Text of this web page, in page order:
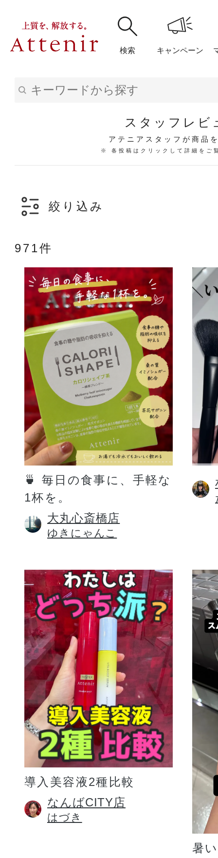
検索 キャンペーン
アテニア
アテニアの「
お友達紹介サ
定期お届けサ
スキンケア人気ライン
ドレススノー
ドレスリフト
プリマモイスト
スキンクリア
クレンズオイル
スタッフレビ
アテニアスタッフが商品
※ 各投稿はクリックして詳細をご
絞り込み
971件
🍵 毎日の食事に、手軽な
1杯を。
大丸心斎橋店
ゆきにゃんこ
導入美容液2種比較
なんばCITY店
はづき
暑